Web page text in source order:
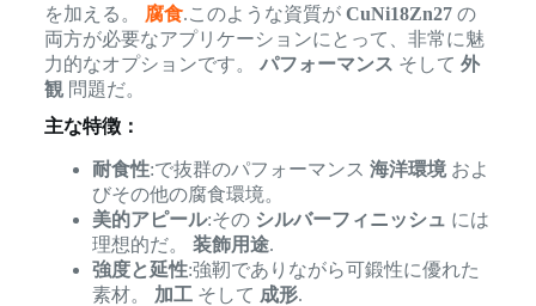
を加える。 腐食.このような資質が CuNi18Zn27の
両方が必要なアプリケーションにとって、非常に魅
力的なオプションです。 パフォーマンス そして 外
観問題だ。
主な特徴：
耐食性:で抜群のパフォーマンス 海洋環境およ
びその他の腐食環境。
美的アピール:その シルバーフィニッシュ には
理想的だ。 装飾用途.
強度と延性:強靭でありながら可鍛性に優れた
素材。 加工そして 成形.